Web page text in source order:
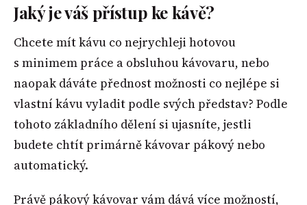
Jaký je váš přístup ke kávě?
Chcete mít kávu co nejrychleji hotovou
s minimem práce a obsluhou kávovaru, nebo
naopak dáváte přednost možnosti co nejlépe si
vlastní kávu vyladit podle svých představ? Podle
tohoto základního dělení si ujasníte, jestli
budete chtít primárně kávovar pákový nebo
automatický.
Právě pákový kávovar vám dává více možností,